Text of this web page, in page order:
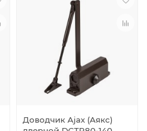
Доводчик Ajax (Аякс)